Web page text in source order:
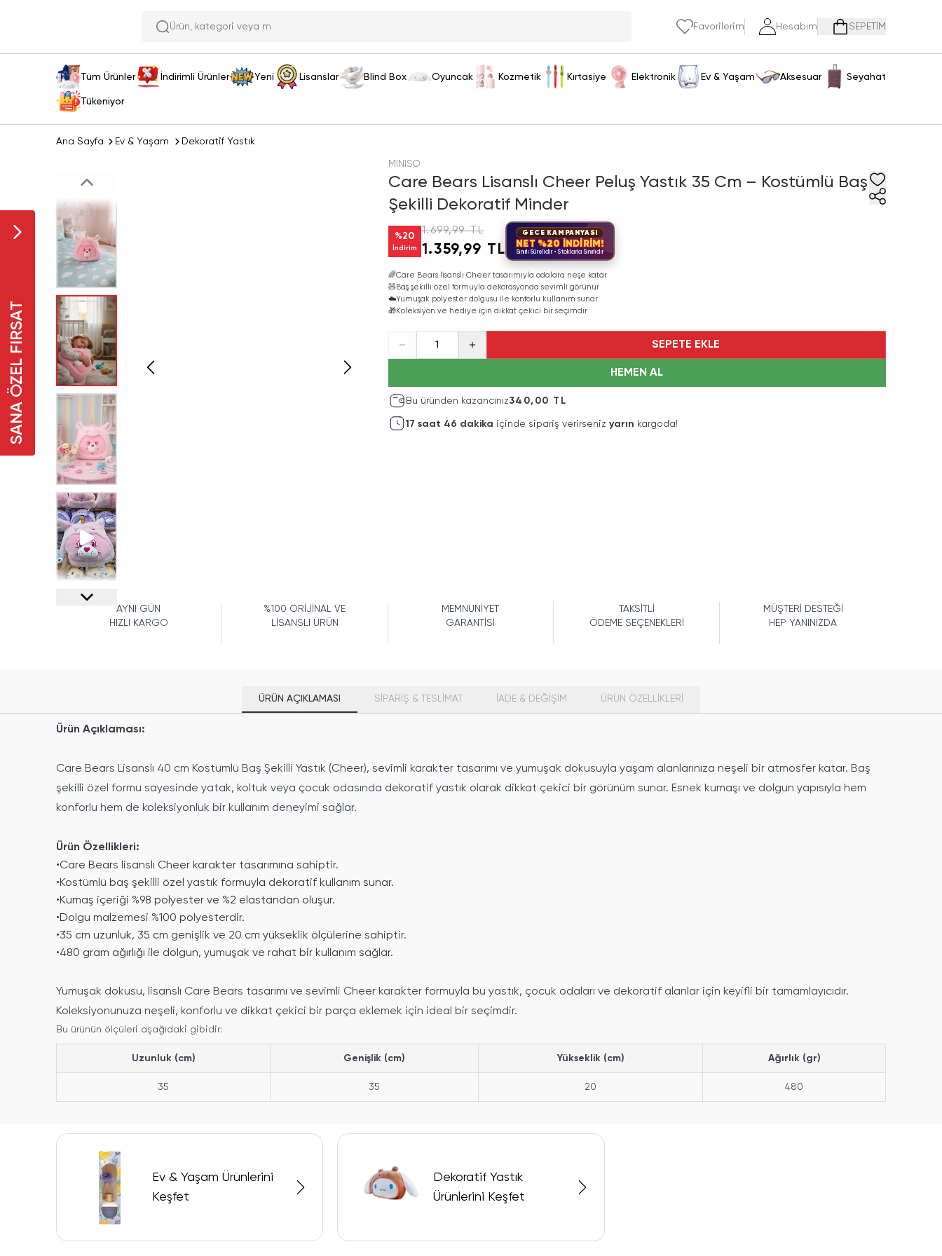
Ürün, Favorilerim Hesabım SEPETİM
Tüm Ürünler İndirimli Ürünler Yeni Lisanslar Blind Box Oyuncak Kozmetik Kırtasiye Elektronik Ev & Yaşam Aksesuar Seyahat
Tükeniyor
SANA ÖZEL FIRSAT
Ana Sayfa Ev & Yaşam Dekoratif Yastık
MINISO
Care Bears Lisanslı Cheer Peluş Yastık 35 Cm – Kostümlü Baş
Şekilli Dekoratif Minder
%20
İndirim
1.699,99 TL
1.359,99 TL
GECE KAMPANYASI
NET %20 İNDİRİM!
Sınırlı Sürelidir • Stoklarla Sınırlıdır
🌈Care Bears lisanslı Cheer tasarımıyla odalara neşe katar
🧸Baş şekilli özel formuyla dekorasyonda sevimli görünür
☁️Yumuşak polyester dolgusu ile konforlu kullanım sunar
🎁Koleksiyon ve hediye için dikkat çekici bir seçimdir
1 SEPETE EKLE
HEMEN AL
Bu üründen kazancınız340,00 TL
17 saat 46 dakika içinde sipariş verirseniz yarın kargoda!
AYNI GÜN
HIZLI KARGO
%100 ORİJİNAL VE
LİSANSLI ÜRÜN
MEMNUNİYET
GARANTİSİ
TAKSİTLİ
ÖDEME SEÇENEKLERİ
MÜŞTERİ DESTEĞİ
HEP YANINIZDA
ÜRÜN AÇIKLAMASI SİPARİŞ & TESLİMAT İADE & DEĞİŞİM ÜRÜN ÖZELLIKLERI
Ürün Açıklaması:
Care Bears Lisanslı 40 cm Kostümlü Baş Şekilli Yastık (Cheer), sevimli karakter tasarımı ve yumuşak dokusuyla yaşam alanlarınıza neşeli bir atmosfer katar. Baş
şekilli özel formu sayesinde yatak, koltuk veya çocuk odasında dekoratif yastık olarak dikkat çekici bir görünüm sunar. Esnek kumaşı ve dolgun yapısıyla hem
konforlu hem de koleksiyonluk bir kullanım deneyimi sağlar.
Ürün Özellikleri:
•Care Bears lisanslı Cheer karakter tasarımına sahiptir.
•Kostümlü baş şekilli özel yastık formuyla dekoratif kullanım sunar.
•Kumaş içeriği %98 polyester ve %2 elastandan oluşur.
•Dolgu malzemesi %100 polyesterdir.
•35 cm uzunluk, 35 cm genişlik ve 20 cm yükseklik ölçülerine sahiptir.
•480 gram ağırlığı ile dolgun, yumuşak ve rahat bir kullanım sağlar.
Yumuşak dokusu, lisanslı Care Bears tasarımı ve sevimli Cheer karakter formuyla bu yastık, çocuk odaları ve dekoratif alanlar için keyifli bir tamamlayıcıdır.
Koleksiyonunuza neşeli, konforlu ve dikkat çekici bir parça eklemek için ideal bir seçimdir.
Bu ürünün ölçüleri aşağıdaki gibidir:
Uzunluk (cm) Genişlik (cm) Yükseklik (cm) Ağırlık (gr)
35 35 20 480
Ev & Yaşam Ürünlerini
Keşfet
Dekoratif Yastık
Ürünlerini Keşfet